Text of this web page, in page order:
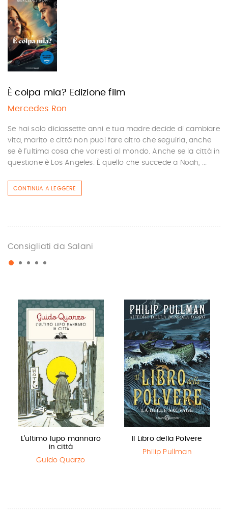
È colpa mia? Edizione film
Mercedes Ron
Se hai solo diciassette anni e tua madre decide di cambiare
vita, marito e città non puoi fare altro che seguirla, anche
se è l’ultima cosa che vorresti al mondo. Anche se la città in
questione è Los Angeles. È quello che succede a Noah, ...
CONTINUA A LEGGERE
Consigliati da Salani
L'ultimo lupo mannaro
in città
Guido Quarzo
Il Libro della Polvere
Philip Pullman